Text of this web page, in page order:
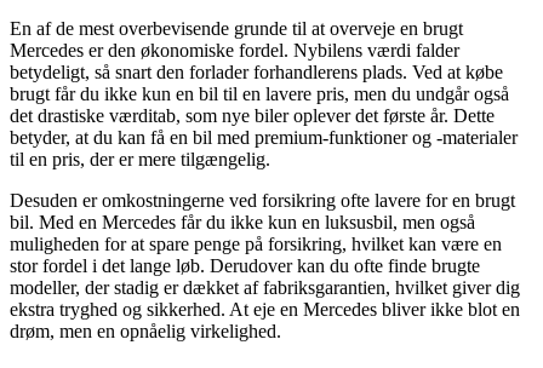
En af de mest overbevisende grunde til at overveje en brugt
Mercedes er den økonomiske fordel. Nybilens værdi falder
betydeligt, så snart den forlader forhandlerens plads. Ved at købe
brugt får du ikke kun en bil til en lavere pris, men du undgår også
det drastiske værditab, som nye biler oplever det første år. Dette
betyder, at du kan få en bil med premium-funktioner og -materialer
til en pris, der er mere tilgængelig.
Desuden er omkostningerne ved forsikring ofte lavere for en brugt
bil. Med en Mercedes får du ikke kun en luksusbil, men også
muligheden for at spare penge på forsikring, hvilket kan være en
stor fordel i det lange løb. Derudover kan du ofte finde brugte
modeller, der stadig er dækket af fabriksgarantien, hvilket giver dig
ekstra tryghed og sikkerhed. At eje en Mercedes bliver ikke blot en
drøm, men en opnåelig virkelighed.